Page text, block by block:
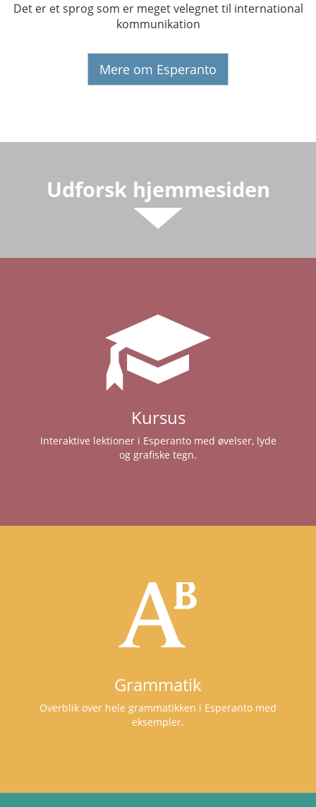
Det er et sprog som er meget velegnet til international
kommunikation
Mere om Esperanto
Udforsk hjemmesiden
Kursus
Interaktive lektioner i Esperanto med øvelser, lyde
og grafiske tegn.
Grammatik
Overblik over hele grammatikken i Esperanto med
eksempler.